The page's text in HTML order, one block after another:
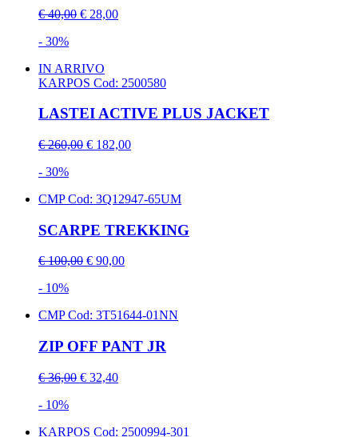
€ 40,00 € 28,00
- 30%
IN ARRIVO
KARPOS Cod: 2500580
LASTEI ACTIVE PLUS JACKET
€ 260,00 € 182,00
- 30%
CMPCod: 3Q12947-65UM
SCARPE TREKKING
€ 100,00 € 90,00
- 10%
CMPCod: 3T51644-01NN
ZIP OFF PANT JR
€ 36,00 € 32,40
- 10%
KARPOS Cod: 2500994-301